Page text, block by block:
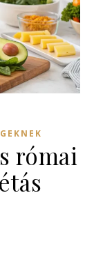
római